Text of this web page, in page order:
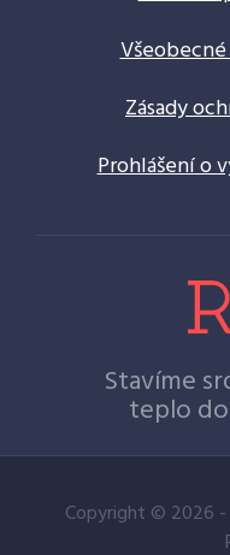
Zásady
Prohlášení o
Stavíme
teplo
Copyright © 2026 -